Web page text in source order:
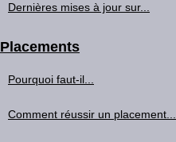
Dernières mises à jour sur...
Placements
Pourquoi faut-il...
Comment réussir un placement...